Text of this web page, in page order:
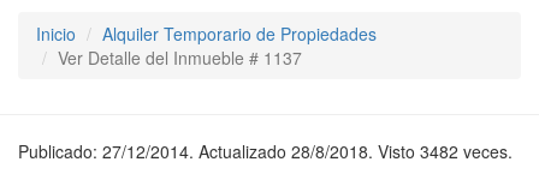
Inicio
Alquiler Temporario de Propiedades
Ver Detalle del Inmueble # 1137
Publicado: 27/12/2014. Actualizado 28/8/2018. Visto 3482 veces.